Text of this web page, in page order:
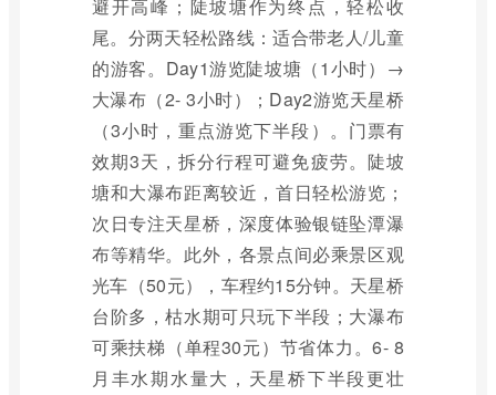
避开高峰；陡坡塘作为终点，轻松收
尾。分两天轻松路线：适合带老人/儿童
的游客。Day1游览陡坡塘（1小时）→
大瀑布（2- 3小时）；Day2游览天星桥
（3小时，重点游览下半段）。门票有
效期3天，拆分行程可避免疲劳。陡坡
塘和大瀑布距离较近，首日轻松游览；
次日专注天星桥，深度体验银链坠潭瀑
布等精华。此外，各景点间必乘景区观
光车（50元），车程约15分钟。天星桥
台阶多，枯水期可只玩下半段；大瀑布
可乘扶梯（单程30元）节省体力。6- 8
月丰水期水量大，天星桥下半段更壮